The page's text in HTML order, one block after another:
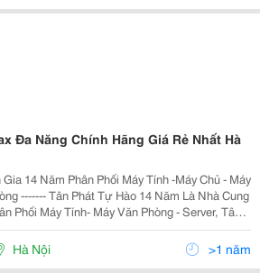
Đa Năng Chính Hãng Giá Rẻ Nhất Hà
Gia 14 Năm Phân Phối Máy Tính -Máy Chủ - Máy
Là Nhà Cung
Phối Máy Tính- Máy Văn Phòng - Server, Tân
Kết Đảm Bảo Mang Tới Cho Quý Khách
Sản Phẩm Với Mức Giá Rẻ Nhất Hà Nội,
Hà Nội >1 năm